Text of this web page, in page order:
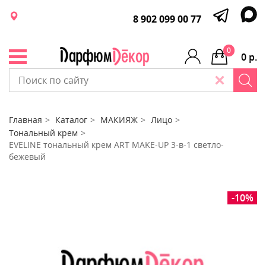
8 902 099 00 77
0 р.
0
Главная Каталог МАКИЯЖ
Лицо
Тональный крем
EVELINE тональный крем ART MAKE-UP 3-в-1 светло-
бежевый
-10%